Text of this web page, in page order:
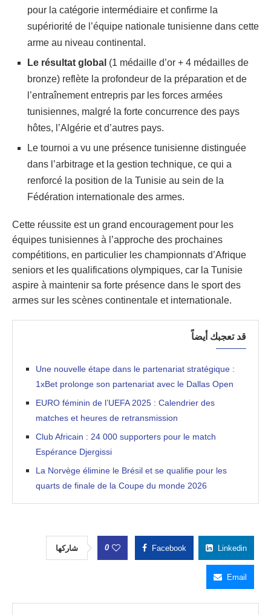
pour la catégorie intermédiaire et confirme la
supériorité de l’équipe nationale tunisienne dans cette
arme au niveau continental.
Le résultat global (1 médaille d’or + 4 médailles de
bronze) reflète la profondeur de la préparation et de
l’entraînement entrepris par les forces armées
tunisiennes, malgré la forte concurrence des pays
hôtes, l’Algérie et d’autres pays.
Le tournoi a vu une présence tunisienne distinguée
dans l’arbitrage et la gestion technique, ce qui a
renforcé la position de la Tunisie au sein de la
Fédération internationale des armes.
Cette réussite est un grand encouragement pour les
équipes tunisiennes à l’approche des prochaines
compétitions, en particulier les championnats d’Afrique
seniors et les qualifications olympiques, car la Tunisie
aspire à maintenir sa forte présence dans le sport des
armes sur les scènes continentale et internationale.
قد تعجبك أيضاً
Une nouvelle étape dans le partenariat stratégique :
1xBet prolonge son partenariat avec le Dallas Open
EURO féminin de l’UEFA 2025 : Calendrier des
matches et heures de retransmission
Club Africain : 24 000 supporters pour le match
Espérance Djergissi
La Norvège élimine le Brésil et se qualifie pour les
quarts de finale de la Coupe du monde 2026
شاركها 0 Facebook Linkedin
Email